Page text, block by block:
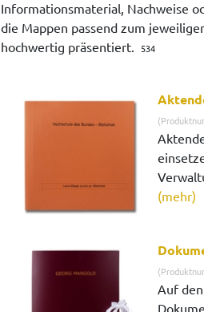
Informationsmaterial, Nachweise
die Mappen passend zum
hochwertig präsentiert.
534
(mehr)
Auf